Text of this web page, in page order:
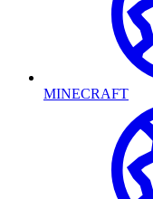
MINECRAFT